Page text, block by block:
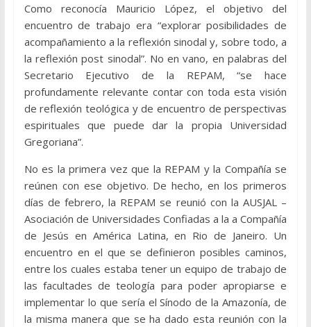
Como reconocía Mauricio López, el objetivo del
encuentro de trabajo era “explorar posibilidades de
acompañamiento a la reflexión sinodal y, sobre todo, a
la reflexión post sinodal”. No en vano, en palabras del
Secretario Ejecutivo de la REPAM, “se hace
profundamente relevante contar con toda esta visión
de reflexión teológica y de encuentro de perspectivas
espirituales que puede dar la propia Universidad
Gregoriana”.
No es la primera vez que la REPAM y la Compañía se
reúnen con ese objetivo. De hecho, en los primeros
días de febrero, la REPAM se reunió con la AUSJAL –
Asociación de Universidades Confiadas a la a Compañía
de Jesús en América Latina, en Rio de Janeiro. Un
encuentro en el que se definieron posibles caminos,
entre los cuales estaba tener un equipo de trabajo de
las facultades de teología para poder apropiarse e
implementar lo que sería el Sínodo de la Amazonía, de
la misma manera que se ha dado esta reunión con la